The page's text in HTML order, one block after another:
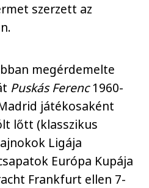
szerzett az
megérdemelte
Puskás Ferenc1960-
játékosaként
lőtt (klasszikus
Ligája
Európa Kupája
Frankfurt ellen 7-